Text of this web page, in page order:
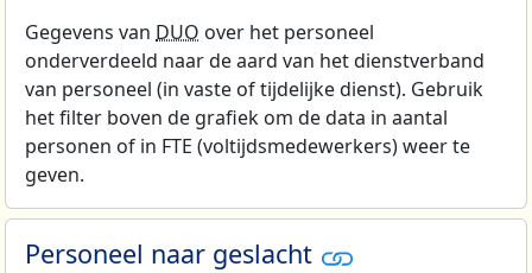
Gegevens van DUO over het personeel
onderverdeeld naar de aard van het dienstverband
van personeel (in vaste of tijdelijke dienst). Gebruik
het filter boven de grafiek om de data in aantal
personen of in FTE (voltijdsmedewerkers) weer te
geven.
Personeel naar geslacht